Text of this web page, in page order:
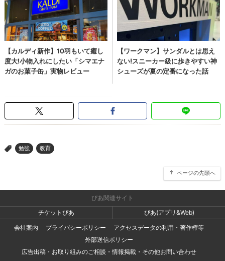
> 勉強 教育
ページの先頭へ
ぴあ関連サイト
チケットぴあ
ぴあ(アプリ&Web)
会社案内
プライバシーポリシー
アクセスデータの利用・著作権等
外部送信ポリシー
広告出稿・お取り組みのご相談・情報掲載・その他お問い合わせ